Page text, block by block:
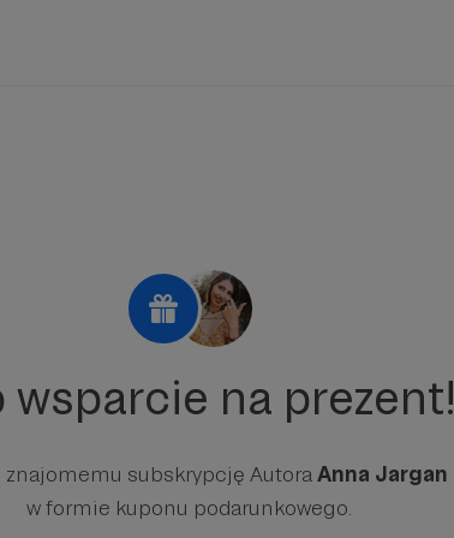
wsparcie na prezent!
znajomemu subskrypcję Autora Anna Jargan
w formie kuponu podarunkowego.